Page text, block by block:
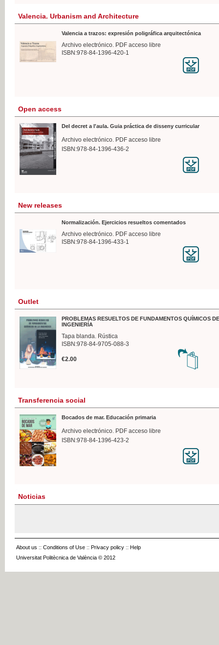
Valencia. Urbanism and Architecture
Valencia a trazos: expresión poligráfica arquitectónica
Archivo electrónico. PDF acceso libre
ISBN:978-84-1396-420-1
Open access
Del decret a l'aula. Guia práctica de disseny curricular
Archivo electrónico. PDF acceso libre
ISBN:978-84-1396-436-2
New releases
Normalización. Ejercicios resueltos comentados
Archivo electrónico. PDF acceso libre
ISBN:978-84-1396-433-1
Outlet
PROBLEMAS RESUELTOS DE FUNDAMENTOS QUÍMICOS
INGENIERÍA
Tapa blanda. Rústica
ISBN:978-84-9705-088-3
€2.00
Transferencia social
Bocados de mar. Educación primaria
Archivo electrónico. PDF acceso libre
ISBN:978-84-1396-423-2
Noticias
About us :: Conditions of Use :: Privacy policy :: Help
Universitat Politècnica de València © 2012